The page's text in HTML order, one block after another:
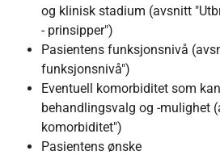
og klinisk stadium (avsnitt
- prinsipper")
Pasientens funksjonsnivå
funksjonsnivå")
Eventuell komorbiditet som
behandlingsvalg og -mulighet
komorbiditet")
Pasientens ønske